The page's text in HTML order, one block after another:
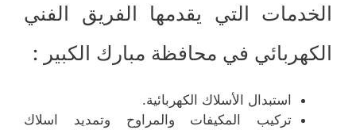
الخدمات التي يقدمها الفريق الفني
الكهربائي في محافظة مبارك الكبير :
استبدال الأسلاك الكهربائية.
تركيب المكيفات والمراوح وتمديد اسلاك